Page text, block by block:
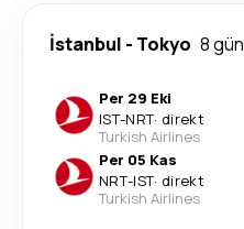
İstanbul - Tokyo 8 gün
Per 29 Eki
IST-NRT· direkt
Turkish Airlines
Per 05 Kas
NRT-IST· direkt
Turkish Airlines